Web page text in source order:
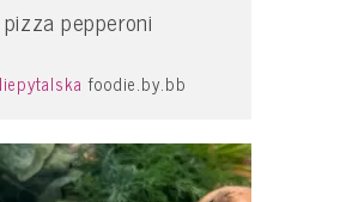
pepperoni
foodie.by.bb